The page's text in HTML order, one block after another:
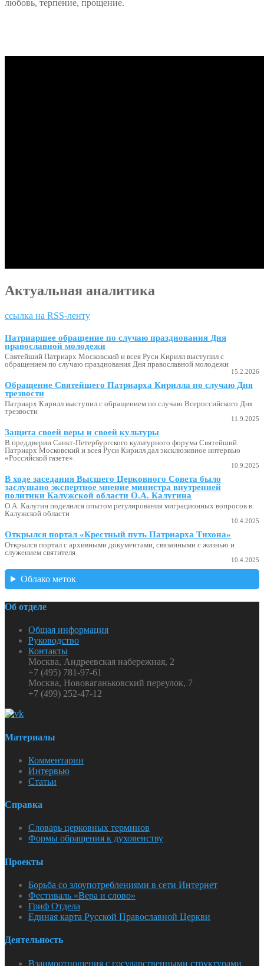
любовь, терпение, прощение.
Актуальная аналитика
ссылка на RSS-ленту
Патриаршее обращение по случаю празднования Дня
православной молодежи
Святейший Патриарх Московский и всея Руси Кирилл выступил с
обращением по случаю празднования Дня православной молодежи
15.2.2026
Обращение Святейшего Патриарха Кирилла по случаю Дня
трезвости
Патриарх Кирилл выступил с обращением по случаю Всероссийского Дня
трезвости
11.9.2025
Защита своей веры и своей культуры
В преддверии Санкт-Петербургского культурного форума Святейший
Патриарх Московский и всея Руси Кирилл дал эксклюзивное интервью
«Российской газете».
10.9.2025
В ходе заседания Высшего Церковного Совета было
заслушано экспертное мнение министра внутренней
политики Калужской области О.А. Калугина
О.А. Калугин поделился опытом регулирования миграционных вопросов в
Калужской области
10.4.2025
Открылся портал «Крестный путь Патриарха Тихона»
Открылся портал с архивными документами, связанными с жизнью и
служением святителя
10.4.2025
Облако меток
Об отделе
Общая информация
Руководство
Контакты
Москва, Андреевская набережная, 2
+7 (495) 781-97-61
Москва, Нововаганьковский переулок, 7
+7 (499) 252-47-12
Материалы
Комментарии
Интервью
Статьи
Справка
Словарь церковных терминов
Формы обращения к духовенству
Проекты
Борьба со злоупотреблениями в сети Интернет
Фестиваль «Вера и слово»
Гриф Отдела
Единая карта Русской Православной Церкви
Деятельность
Взаимоотношения с государственными структурами